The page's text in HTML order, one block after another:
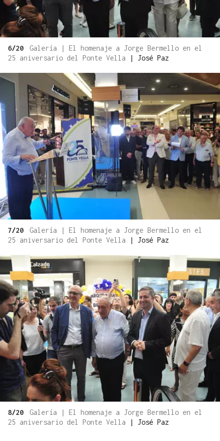
6/20
Galería | El homenaje a Jorge Bermello en el
25 aniversario del Ponte Vella
| José Paz
7/20
Galería | El homenaje a Jorge Bermello en el
25 aniversario del Ponte Vella
| José Paz
8/20
Galería | El homenaje a Jorge Bermello en el
25 aniversario del Ponte Vella
| José Paz